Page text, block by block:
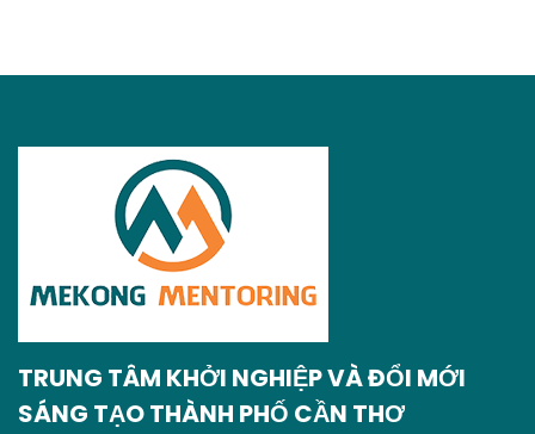
TRUNG TÂM KHỞI NGHIỆP VÀ ĐỔI MỚI
SÁNG TẠO THÀNH PHỐ CẦN THƠ